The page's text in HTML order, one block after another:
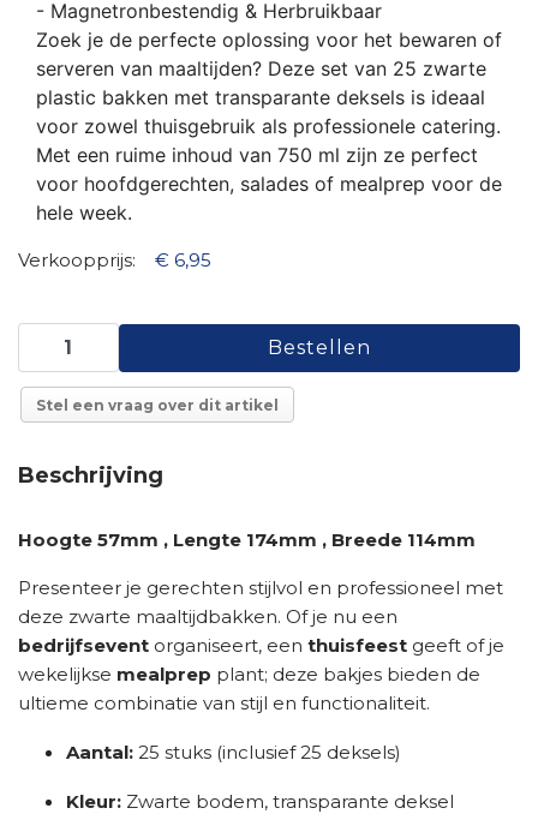
- Magnetronbestendig & Herbruikbaar
Zoek je de perfecte oplossing voor het bewaren of
serveren van maaltijden? Deze set van 25 zwarte
plastic bakken met transparante deksels is ideaal
voor zowel thuisgebruik als professionele catering.
Met een ruime inhoud van 750 ml zijn ze perfect
voor hoofdgerechten, salades of mealprep voor de
hele week.
Verkoopprijs: € 6,95
Stel een vraag over dit artikel
Beschrijving
Hoogte 57mm , Lengte 174mm , Breede 114mm
Presenteer je gerechten stijlvol en professioneel met
deze zwarte maaltijdbakken. Of je nu een
bedrijfsevent organiseert, een thuisfeest geeft of je
wekelijkse mealprep plant; deze bakjes bieden de
ultieme combinatie van stijl en functionaliteit.
Aantal: 25 stuks (inclusief 25 deksels)
Kleur: Zwarte bodem, transparante deksel